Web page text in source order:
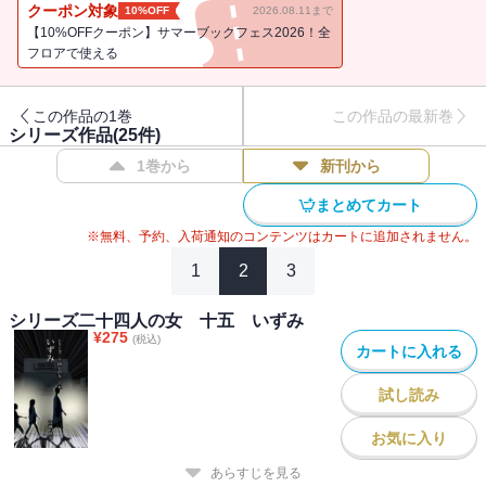
クーポン対象 10%OFF 2026.08.11まで
【10%OFFクーポン】サマーブックフェス2026！全
フロアで使える
この作品の1巻 この作品の最新巻
シリーズ作品(25件)
1巻から 新刊から
まとめてカート
※無料、予約、入荷通知のコンテンツはカートに追加されません。
1 2 3
シリーズ二十四人の女 十五 いずみ
¥275 (税込)
カートに入れる
試し読み
お気に入り
あらすじを見る